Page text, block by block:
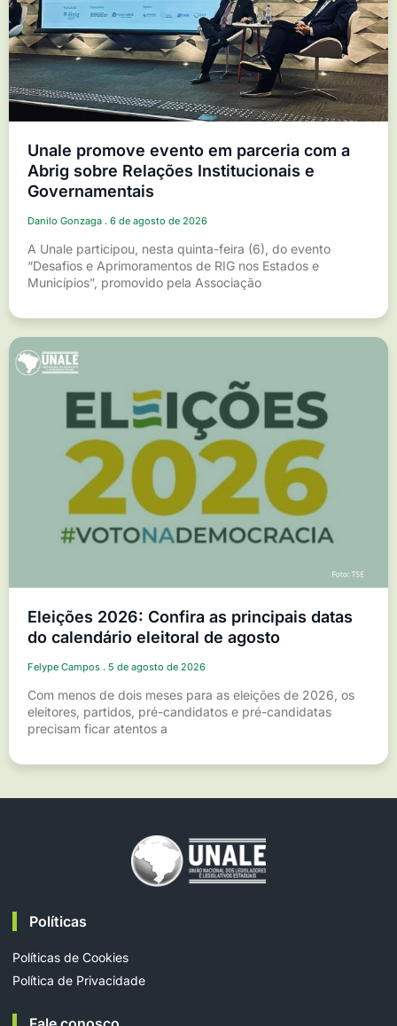
Unale promove evento em parceria com a
Abrig sobre Relações Institucionais e
Governamentais
Danilo Gonzaga 6 de agosto de 2026
A Unale participou, nesta quinta-feira (6), do evento
“Desafios e Aprimoramentos de RIG nos Estados e
Municípios”, promovido pela Associação
Eleições 2026: Confira as principais datas
do calendário eleitoral de agosto
Felype Campos 5 de agosto de 2026
Com menos de dois meses para as eleições de 2026, os
eleitores, partidos, pré-candidatos e pré-candidatas
precisam ficar atentos a
Políticas
Políticas de Cookies
Política de Privacidade